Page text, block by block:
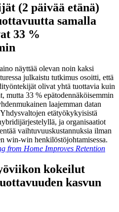
(2 päivää etänä)
samalla
33 %
näyttää olevan noin kaksi
julkaistu tutkimus osoitti, että
olivat yhtä tuottavia kuin
mutta 33 % epätodennäköisemmin
laajemman datan
etätyökykyisistä
ja organisaatiot
vaihtuvuuskustannuksia ilman
win-win henkilöstöjohtamisessa.
from Home Improves Retention
kokeilut
kasvun